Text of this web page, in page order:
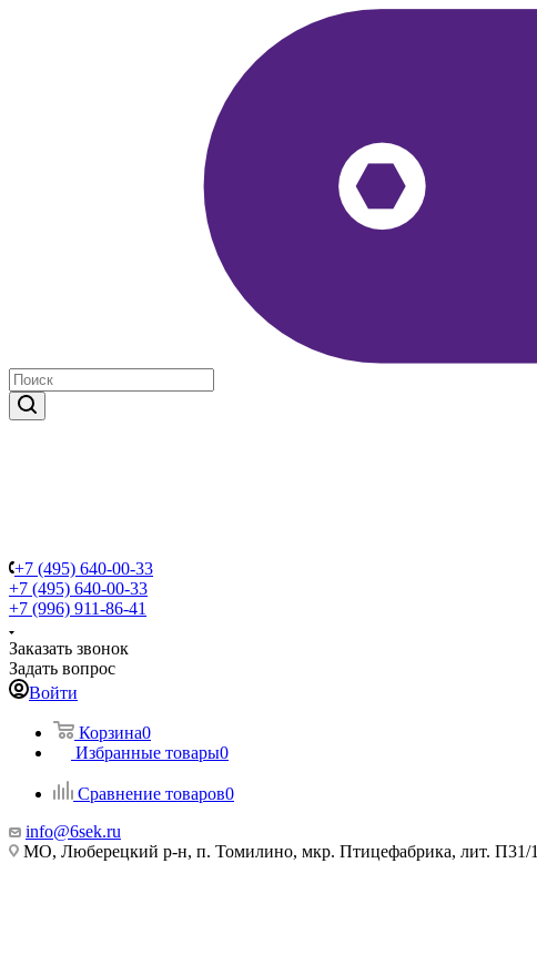
+7 (495) 640-00-33
+7 (495) 640-00-33
+7 (996) 911-86-41
Заказать звонок
Задать вопрос
Войти
Корзина0
Избранные товары0
Сравнение товаров0
info@6sek.ru
МО, Люберецкий р-н, п. Томилино, мкр. Птицефабрика, лит. П31/1